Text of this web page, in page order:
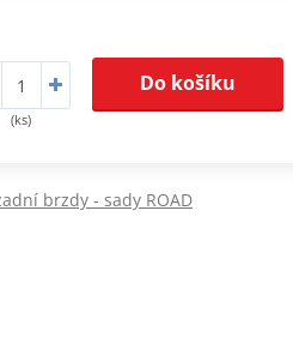
(ks)
Do košíku
brzdy - sady ROAD